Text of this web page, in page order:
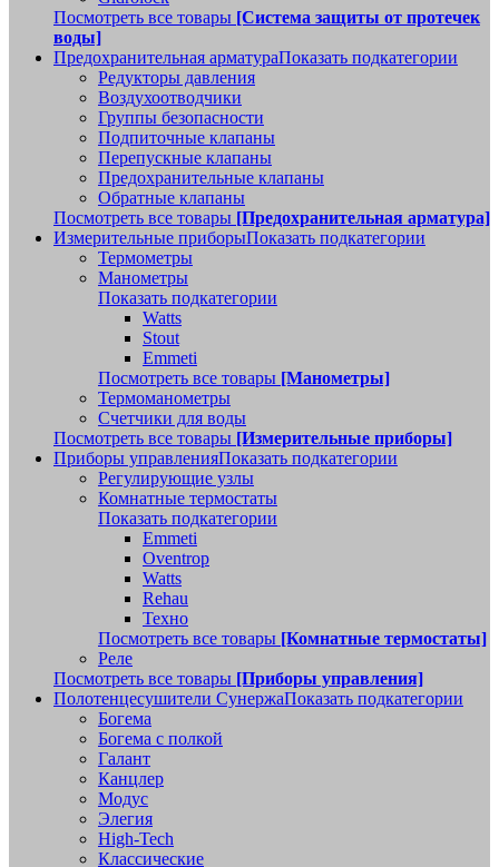
Посмотреть все товары [Система защиты от протечек
воды]
Предохранительная арматураПоказать подкатегории
Редукторы давления
Воздухоотводчики
Группы безопасности
Подпиточные клапаны
Перепускные клапаны
Предохранительные клапаны
Обратные клапаны
Посмотреть все товары [Предохранительная арматура]
Измерительные приборыПоказать подкатегории
Термометры
Манометры
Показать подкатегории
Watts
Stout
Emmeti
Посмотреть все товары [Манометры]
Термоманометры
Счетчики для воды
Посмотреть все товары [Измерительные приборы]
Приборы управленияПоказать подкатегории
Регулирующие узлы
Комнатные термостаты
Показать подкатегории
Emmeti
Oventrop
Watts
Rehau
Техно
Посмотреть все товары [Комнатные термостаты]
Реле
Посмотреть все товары [Приборы управления]
Полотенцесушители СунержаПоказать подкатегории
Богема
Богема с полкой
Галант
Канцлер
Модус
Элегия
High-Tech
Классические